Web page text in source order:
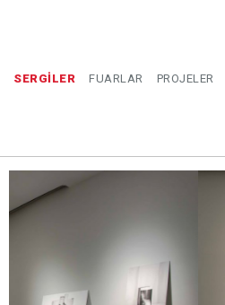
SERGİLER FUARLAR PROJELER